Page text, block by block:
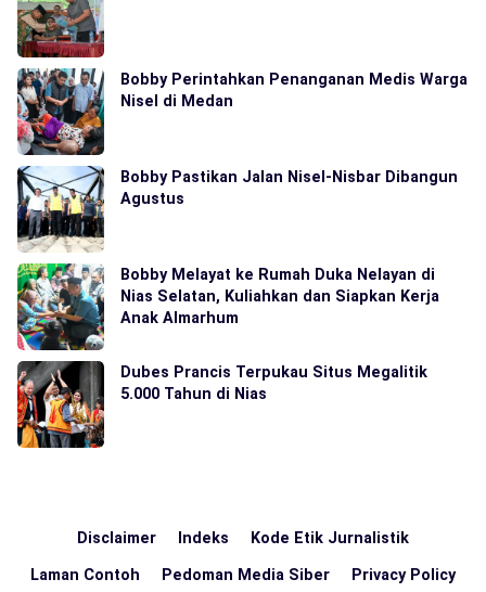
Bobby Perintahkan Penanganan Medis Warga
Nisel di Medan
Bobby Pastikan Jalan Nisel-Nisbar Dibangun
Agustus
Bobby Melayat ke Rumah Duka Nelayan di
Nias Selatan, Kuliahkan dan Siapkan Kerja
Anak Almarhum
Dubes Prancis Terpukau Situs Megalitik
5.000 Tahun di Nias
Disclaimer Indeks Kode Etik Jurnalistik
Laman Contoh Pedoman Media Siber Privacy Policy